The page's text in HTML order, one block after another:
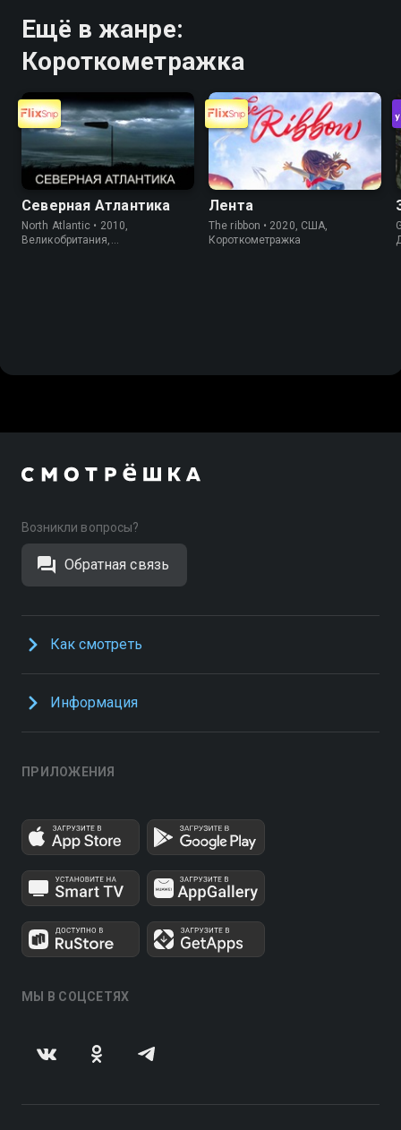
Ещё в жанре:
Короткометражка
Северная Атлантика
North Atlantic • 2010,
Великобритания,
Лента
The ribbon • 2020, США,
Короткометражка
Возникли вопросы?
Обратная связь
Как смотреть
Информация
ПРИЛОЖЕНИЯ
МЫ В СОЦСЕТЯХ